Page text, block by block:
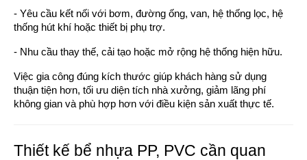
- Yêu cầu kết nối với bơm, đường ống, van, hệ thống lọc, hệ
thống hút khí hoặc thiết bị phụ trợ.
- Nhu cầu thay thế, cải tạo hoặc mở rộng hệ thống hiện hữu.
Việc gia công đúng kích thước giúp khách hàng sử dụng
thuận tiện hơn, tối ưu diện tích nhà xưởng, giảm lãng phí
không gian và phù hợp hơn với điều kiện sản xuất thực tế.
Thiết kế bể nhựa PP, PVC cần quan